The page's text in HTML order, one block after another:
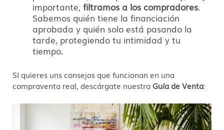
importante, filtramos a los compradores.
Sabemos quién tiene la financiación
aprobada y quién solo está pasando la
tarde, protegiendo tu intimidad y tu
tiempo.
SI quieres uns consejos que funcionan en una
compraventa real, descárgate nuestra Guía de Venta: